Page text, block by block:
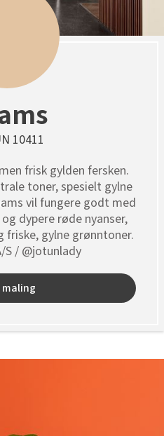
10411
frisk gylden fersken.
toner, spesielt gylne
vil fungere godt med
dypere røde nyanser,
friske, gylne grønntoner.
/ @jotunlady
maling